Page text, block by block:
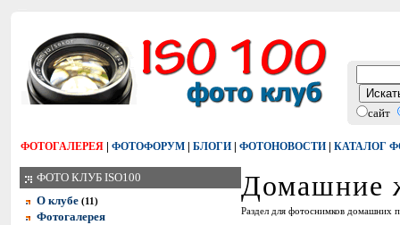
сайт
ФОТОГАЛЕРЕЯ | ФОТОФОРУМ | БЛОГИ | ФОТОНОВОСТИ | КАТАЛОГ
ФОТО КЛУБ ISO100
О клубе (11)
Фотогалерея
Домашние
Раздел для фотоснимков домашних